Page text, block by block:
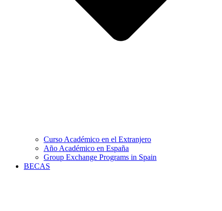
Curso Académico en el Extranjero
Año Académico en España
Group Exchange Programs in Spain
BECAS